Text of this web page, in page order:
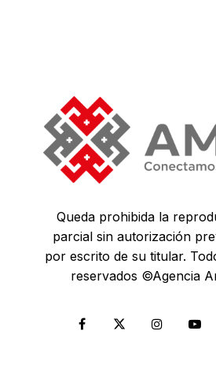
Queda prohibida la
parcial sin autorización
por escrito de su titular.
reservados ©Agencia